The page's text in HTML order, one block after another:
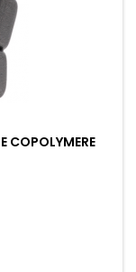
COPOLYMERE